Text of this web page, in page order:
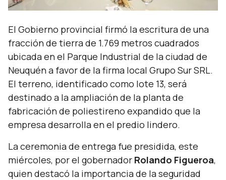
El Gobierno provincial firmó la escritura de una
fracción de tierra de 1.769 metros cuadrados
ubicada en el Parque Industrial de la ciudad de
Neuquén a favor de la firma local Grupo Sur SRL.
El terreno, identificado como lote 13, será
destinado a la ampliación de la planta de
fabricación de poliestireno expandido que la
empresa desarrolla en el predio lindero.
La ceremonia de entrega fue presidida, este
miércoles, por el gobernador Rolando Figueroa,
quien destacó la importancia de la seguridad